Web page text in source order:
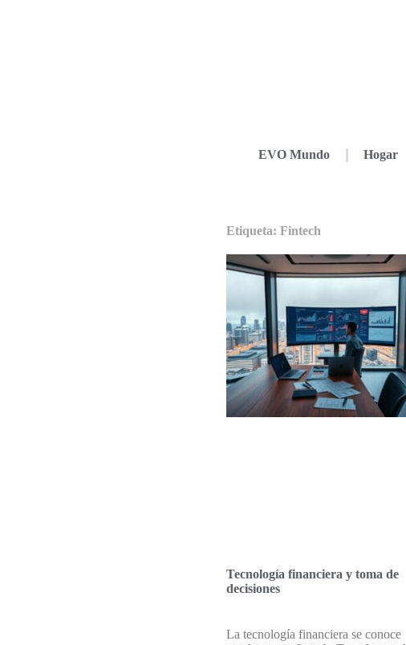
EVO Mundo Hogar
Etiqueta: Fintech
Tecnología financiera y toma de
decisiones
La tecnología financiera se conoce